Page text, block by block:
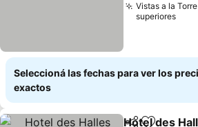
Vistas a la
superiores
Seleccioná las fechas para ver los
exactos
Hotel des